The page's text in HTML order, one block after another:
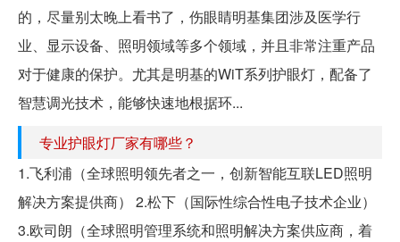
的，尽量别太晚上看书了，伤眼睛明基集团涉及医学行
业、显示设备、照明领域等多个领域，并且非常注重产品
对于健康的保护。尤其是明基的WiT系列护眼灯，配备了
智慧调光技术，能够快速地根据环...
专业护眼灯厂家有哪些？
1.飞利浦（全球照明领先者之一，创新智能互联LED照明
解决方案提供商） 2.松下（国际性综合性电子技术企业）
3.欧司朗（全球照明管理系统和照明解决方案供应商，着